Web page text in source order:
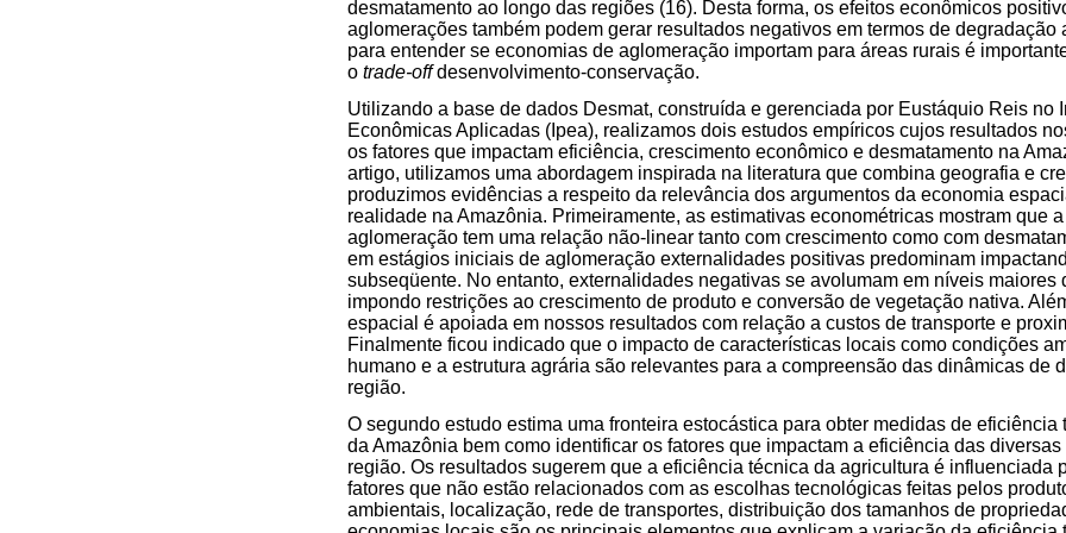
desmatamento ao longo das regiões (16). Desta forma, os efeitos econômicos
aglomerações também podem gerar resultados negativos em termos de degradação
para entender se economias de aglomeração importam para áreas rurais é
o trade-offdesenvolvimento-conservação.
Utilizando a base de dados Desmat, construída e gerenciada por Eustáquio Reis no
Econômicas Aplicadas (Ipea), realizamos dois estudos empíricos cujos resultados
os fatores que impactam eficiência, crescimento econômico e desmatamento na
artigo, utilizamos uma abordagem inspirada na literatura que combina geografia e
produzimos evidências a respeito da relevância dos argumentos da economia
realidade na Amazônia. Primeiramente, as estimativas econométricas mostram que
aglomeração tem uma relação não-linear tanto com crescimento como com
em estágios iniciais de aglomeração externalidades positivas predominam
subseqüente. No entanto, externalidades negativas se avolumam em níveis maiores
impondo restrições ao crescimento de produto e conversão de vegetação nativa.
espacial é apoiada em nossos resultados com relação a custos de transporte e
Finalmente ficou indicado que o impacto de características locais como condições
humano e a estrutura agrária são relevantes para a compreensão das dinâmicas de
região.
O segundo estudo estima uma fronteira estocástica para obter medidas de eficiência
da Amazônia bem como identificar os fatores que impactam a eficiência das
região. Os resultados sugerem que a eficiência técnica da agricultura é influenciada
fatores que não estão relacionados com as escolhas tecnológicas feitas pelos
ambientais, localização, rede de transportes, distribuição dos tamanhos de